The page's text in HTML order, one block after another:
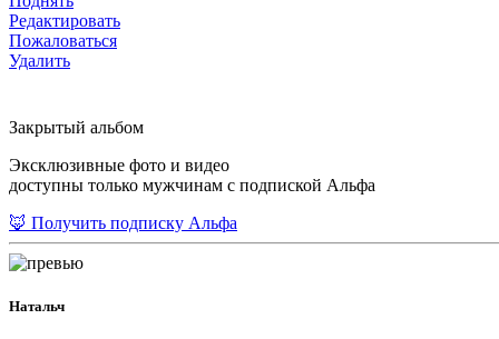
Редактировать
Пожаловаться
Удалить
Закрытый альбом
Эксклюзивные фото и видео
доступны только мужчинам с подпиской Альфа
🦊 Получить подписку Альфа
Натальч